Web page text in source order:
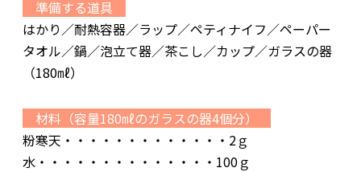
準備する道具
はかり／耐熱容器／ラップ／ペティナイフ／ペーパー
タオル／鍋／泡立て器／茶こし／カップ／ガラスの器
（180㎖）
材料（容量180㎖のガラスの器4個分）
粉寒天・・・・・・・・・・・・・2ｇ
水・・・・・・・・・・・・・・100ｇ